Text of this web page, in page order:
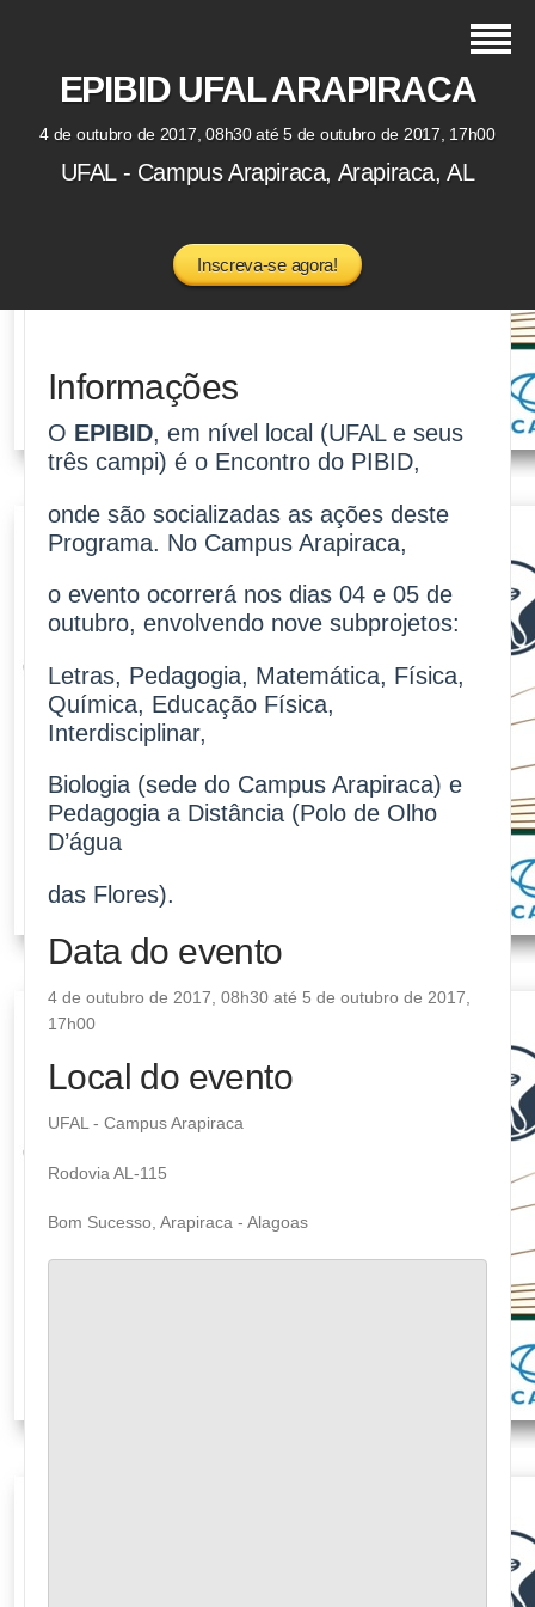
EPIBID UFAL ARAPIRACA
4 de outubro de 2017, 08h30 até 5 de outubro de 2017, 17h00
UFAL - Campus Arapiraca, Arapiraca, AL
Inscreva-se agora!
Informações
O EPIBID, em nível local (UFAL e seus
três campi) é o Encontro do PIBID,
onde são socializadas as ações deste
Programa. No Campus Arapiraca,
o evento ocorrerá nos dias 04 e 05 de
outubro, envolvendo nove subprojetos:
Letras, Pedagogia, Matemática, Física,
Química, Educação Física,
Interdisciplinar,
Biologia (sede do Campus Arapiraca) e
Pedagogia a Distância (Polo de Olho
D’água
das Flores).
Data do evento
4 de outubro de 2017, 08h30 até 5 de outubro de 2017,
17h00
Local do evento
UFAL - Campus Arapiraca
Rodovia AL-115
Bom Sucesso, Arapiraca - Alagoas